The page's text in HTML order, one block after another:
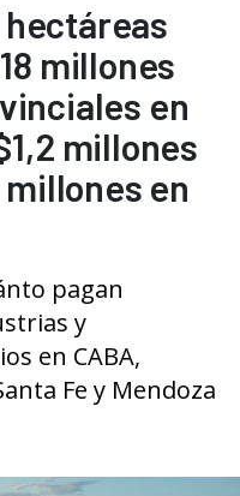
hectáreas
millones
en
millones
millones en
pagan
y
en CABA,
Fe y Mendoza